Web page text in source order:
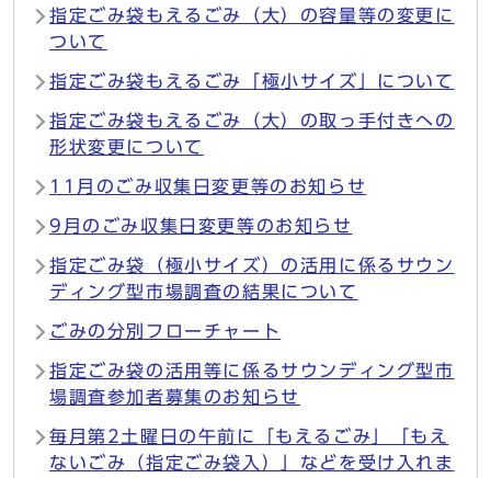
指定ごみ袋もえるごみ（大）の容量等の変更に
ついて
指定ごみ袋もえるごみ「極小サイズ」について
指定ごみ袋もえるごみ（大）の取っ手付きへの
形状変更について
11月のごみ収集日変更等のお知らせ
9月のごみ収集日変更等のお知らせ
指定ごみ袋（極小サイズ）の活用に係るサウン
ディング型市場調査の結果について
ごみの分別フローチャート
指定ごみ袋の活用等に係るサウンディング型市
場調査参加者募集のお知らせ
毎月第2土曜日の午前に「もえるごみ」「もえ
ないごみ（指定ごみ袋入）」などを受け入れま